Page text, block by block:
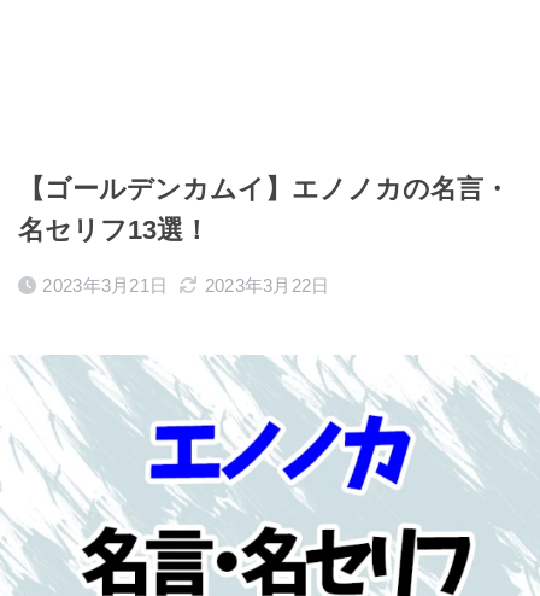
【ゴールデンカムイ】エノノカの名言・
名セリフ13選！
2023年3月21日 2023年3月22日